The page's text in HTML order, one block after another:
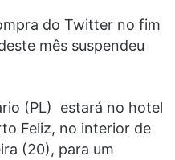
do Twitter no fim
mês suspendeu
(PL) estará no hotel
Feliz, no interior de
(20), para um